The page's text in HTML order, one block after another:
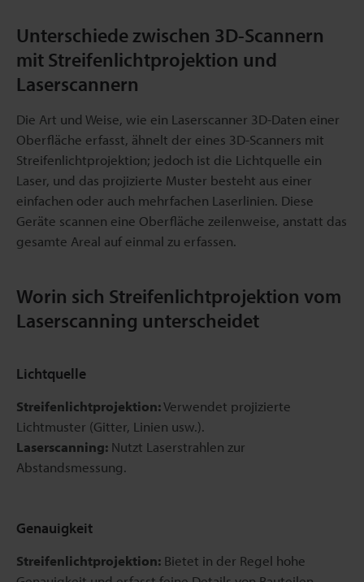
Unterschiede zwischen 3D-Scannern
mit Streifenlichtprojektion und
Laserscannern
Die Art und Weise, wie ein Laserscanner 3D-Daten einer
Oberfläche erfasst, ähnelt der eines 3D-Scanners mit
Streifenlichtprojektion; jedoch ist die Lichtquelle ein
Laser, und das projizierte Muster besteht aus einer
einfachen oder auch mehrfachen Laserlinien. Diese
Geräte scannen eine Oberfläche zeilenweise, anstatt das
gesamte Areal auf einmal zu erfassen.
Worin sich Streifenlichtprojektion vom
Laserscanning unterscheidet
Lichtquelle
Streifenlichtprojektion:Verwendet projizierte
Lichtmuster (Gitter, Linien usw.).
Laserscanning: Nutzt Laserstrahlen zur
Abstandsmessung.
Genauigkeit
Streifenlichtprojektion: Bietet in der Regel hohe